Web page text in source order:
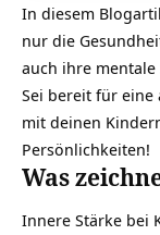
In diesem
nur die
auch ihre
Sei bereit für
mit deinen
Persönlichkeiten!
Was
Innere Stärke bei